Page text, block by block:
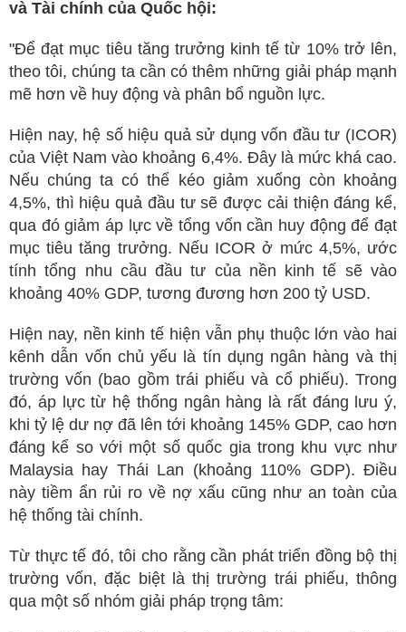
và Tài chính của Quốc hội:
"Để đạt mục tiêu tăng trưởng kinh tế từ 10% trở lên,
theo tôi, chúng ta cần có thêm những giải pháp mạnh
mẽ hơn về huy động và phân bổ nguồn lực.
Hiện nay, hệ số hiệu quả sử dụng vốn đầu tư (ICOR)
của Việt Nam vào khoảng 6,4%. Đây là mức khá cao.
Nếu chúng ta có thể kéo giảm xuống còn khoảng
4,5%, thì hiệu quả đầu tư sẽ được cải thiện đáng kể,
qua đó giảm áp lực về tổng vốn cần huy động để đạt
mục tiêu tăng trưởng. Nếu ICOR ở mức 4,5%, ước
tính tổng nhu cầu đầu tư của nền kinh tế sẽ vào
khoảng 40% GDP, tương đương hơn 200 tỷ USD.
Hiện nay, nền kinh tế hiện vẫn phụ thuộc lớn vào hai
kênh dẫn vốn chủ yếu là tín dụng ngân hàng và thị
trường vốn (bao gồm trái phiếu và cổ phiếu). Trong
đó, áp lực từ hệ thống ngân hàng là rất đáng lưu ý,
khi tỷ lệ dư nợ đã lên tới khoảng 145% GDP, cao hơn
đáng kể so với một số quốc gia trong khu vực như
Malaysia hay Thái Lan (khoảng 110% GDP). Điều
này tiềm ẩn rủi ro về nợ xấu cũng như an toàn của
hệ thống tài chính.
Từ thực tế đó, tôi cho rằng cần phát triển đồng bộ thị
trường vốn, đặc biệt là thị trường trái phiếu, thông
qua một số nhóm giải pháp trọng tâm: